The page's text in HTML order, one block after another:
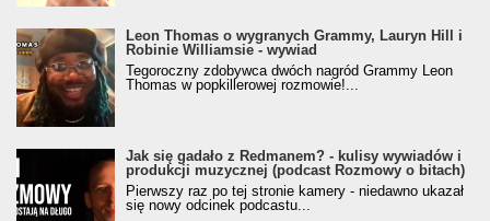
Leon Thomas o wygranych Grammy, Lauryn Hill i
Robinie Williamsie - wywiad
Tegoroczny zdobywca dwóch nagród Grammy Leon
Thomas w popkillerowej rozmowie!...
Jak się gadało z Redmanem? - kulisy wywiadów i
produkcji muzycznej (podcast Rozmowy o bitach)
Pierwszy raz po tej stronie kamery - niedawno ukazał
się nowy odcinek podcastu...